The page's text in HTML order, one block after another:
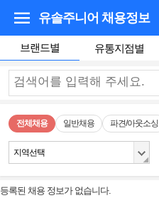
유솔주니어 채용정보
브랜드별 유통지점별
전체채용 일반채용 파견/아웃소싱
지역선택
등록된 채용 정보가 없습니다.